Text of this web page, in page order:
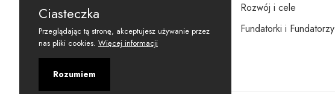
Rozwój i cele
Fundatorki i Fundatorzy
Ciasteczka
Przeglądając tą stronę, akceptujesz używanie przez
nas pliki cookies. Więcej informacji
Rozumiem